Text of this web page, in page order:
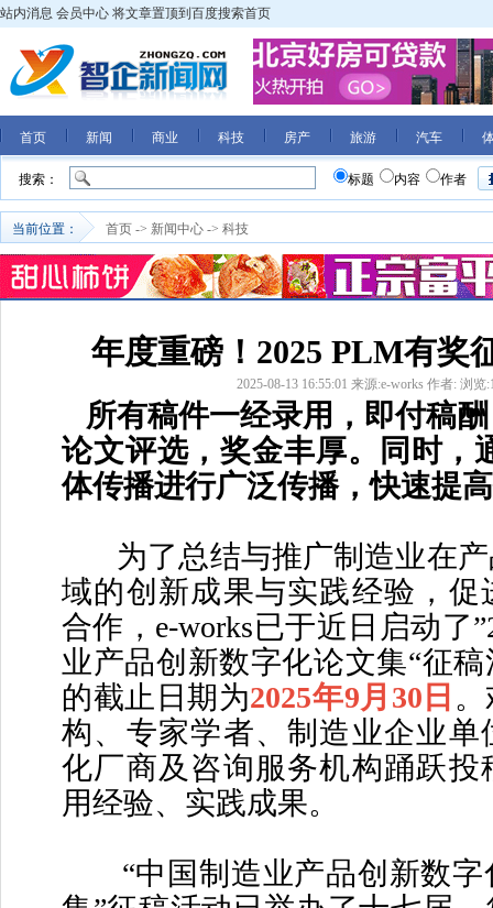
站内消息 会员中心 将文章置顶到百度搜索首页
首页 新闻 商业 科技 房产 旅游 汽车
搜索： 标题 内容 作者
当前位置： 首页 -> 新闻中心 -> 科技
年度重磅！2025 PLM有奖
2025-08-13 16:55:01 来源:e-works 作者: 浏览:
所有稿件一经录用，即付稿
论文评选，奖金丰厚。同时，
体传播进行广泛传播，快速提
为了总结与推广制造业在产
域的创新成果与实践经验，促
合作，e-works已于近日启动了
业产品创新数字化论文集“征
的截止日期为2025年9月30日
构、专家学者、制造业企业单
化厂商及咨询服务机构踊跃投
用经验、实践成果。
“中国制造业产品创新数字